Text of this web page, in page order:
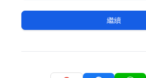
繼續